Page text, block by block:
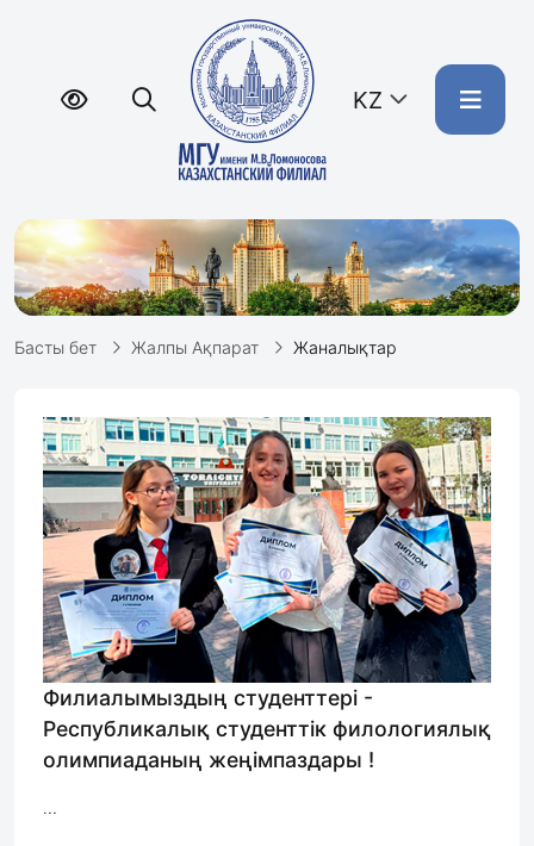
KZ
Басты бет Жалпы Ақпарат Жаналықтар
Филиалымыздың студенттері -
Республикалық студенттік филологиялық
олимпиаданың жеңімпаздары !
...